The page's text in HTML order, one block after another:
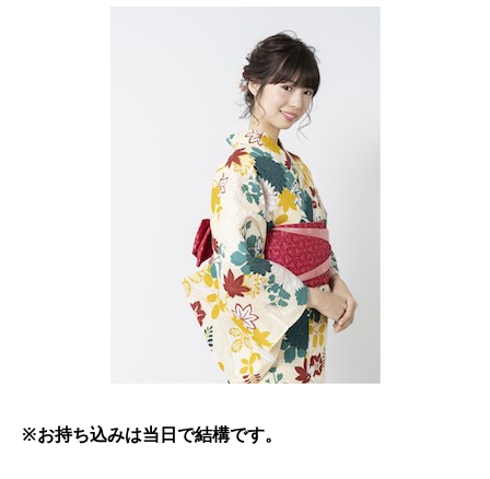
※お持ち込みは当日で結構です。